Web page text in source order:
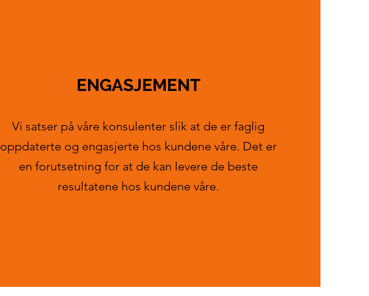
ENGASJEMENT
Vi satser på våre konsulenter slik at de er faglig
oppdaterte og engasjerte hos kundene våre. Det er
en forutsetning for at de kan levere de beste
resultatene hos kundene våre.